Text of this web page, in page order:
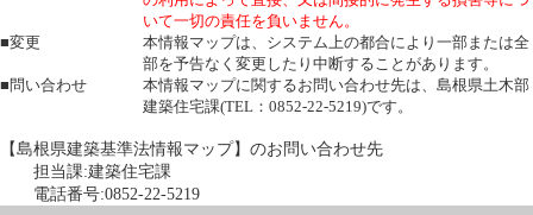
いて一切の責任を負いません。
■変更
本情報マップは、システム上の都合により一部または全
部を予告なく変更したり中断することがあります。
■問い合わせ
本情報マップに関するお問い合わせ先は、島根県土木部
建築住宅課(TEL：0852-22-5219)です。
【島根県建築基準法情報マップ】のお問い合わせ先
担当課:建築住宅課
電話番号:0852-22-5219